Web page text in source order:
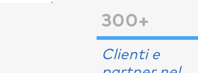
300+
Clienti e